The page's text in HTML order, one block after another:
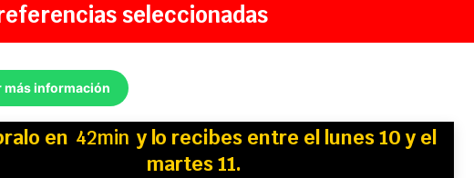
seleccionadas
más información
en 42min y lo recibes entre el lunes 10 y el
martes 11.